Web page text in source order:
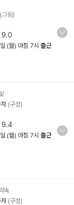
(그림)
9.0
(월) 아침 7시 출근
자 (구성)
9.4
(월) 아침 7시 출근
속
자 (구성)